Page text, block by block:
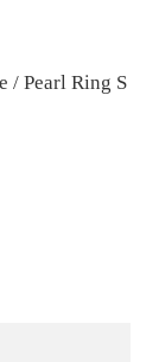
/ Pearl Ring S